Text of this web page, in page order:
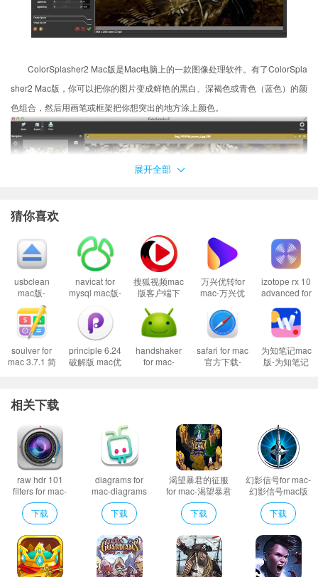
ColorSplasher2 Mac版是Mac电脑上的一款图像处理软件。有了ColorSpla
sher2 Mac版，你可以把你的图片变成鲜艳的黑白、深褐色或青色（蓝色）的颜
色组合，然后用画笔或框架把你想突出的地方涂上颜色。
软件特色
- 一键创建框架效果：只需拖动框架的四角，调整大小，旋转，甚至创建一
个平行四边形
- 使用你选择的图像，并把它作为一个切口。调整大小/旋转/偏移/移动切
- 质量。ColorSplasher拥有最 先进的算法来创建完美的黑白、深褐色或蓝
色色调。你可以用你自己的颜色过滤器进行微调，并创建一个丰富的黑白图
像，充满了细节! 所提供的黑白转换比其他任何 "飞溅 "程序都要复杂，而且有很
大的不同。
展开全部
猜你喜欢
usbclean
mac版-
usbclean for
mac下载 v3.7
navicat for
mysql mac版-
mysql 11
mac下载
v12.1.19
搜狐视频mac
版客户端下
mac版下载
v6.8
万兴优转for
mac-万兴优
v13.0.1
izotope rx 10
advanced for
专业音频修复
工具
soulver for
mac 3.7.1 简
principle 6.24
破解版 mac优
handshaker
for mac-
safari for mac
官方下载-
为知笔记mac
版-为知笔记
相关下载
raw hdr 101
filters for mac-
raw hdr 101
filters mac版下载
v1.3
下载
diagrams for
mac-diagrams
mac版下载
v2.2.3
下载
渴望暴君的征服
for mac-渴望暴君
的征服mac版预
约下载 v1.0
下载
幻影信号for mac-
幻影信号mac版
下载 v1.0.4
下载